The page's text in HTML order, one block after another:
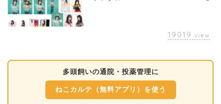
19019 view
多頭飼いの通院・投薬管理に
ねこカルテ（無料アプリ）を使う